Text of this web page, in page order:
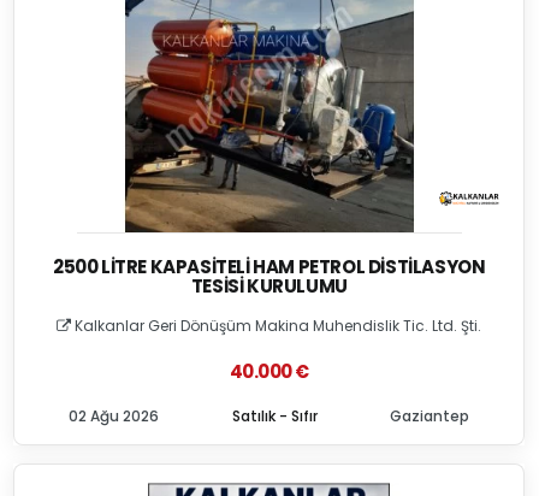
2500 LITRE KAPASITELI HAM PETROL DISTILASYON
TESISI KURULUMU
Kalkanlar Geri Dönüşüm Makina Muhendislik Tic. Ltd. Şti.
40.000 €
Satılık - Sıfır
02 Ağu 2026 Gaziantep